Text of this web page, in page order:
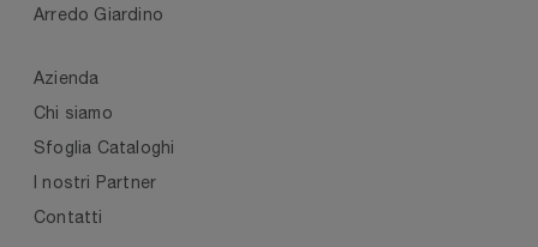
Arredo Giardino
Azienda
Chi siamo
Sfoglia Cataloghi
I nostri Partner
Contatti